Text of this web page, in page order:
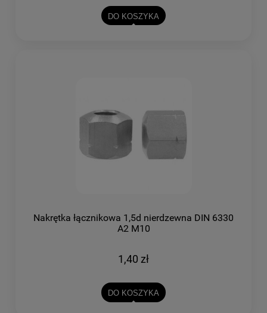
DO KOSZYKA
Nakrętka łącznikowa 1,5d nierdzewna DIN 6330
A2 M10
1,40 zł
DO KOSZYKA